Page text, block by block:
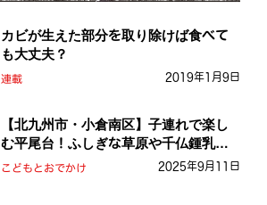
カビが生えた部分を取り除けば食べて
も大丈夫？
連載 2019年1月9日
【北九州市・小倉南区】子連れで楽し
む平尾台！ふしぎな草原や千仏鍾乳洞
を探検しよう！
こどもとおでかけ 2025年9月11日